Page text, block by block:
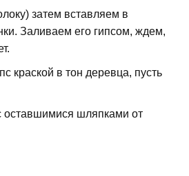
затем вставляем в
Заливаем его гипсом, ждем,
краской в тон деревца, пусть
оставшимися шляпками от